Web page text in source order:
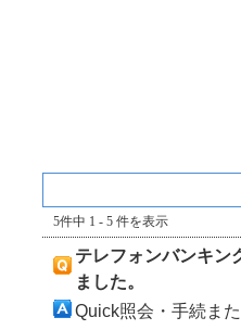
5件中 1 - 5 件を表示
テレフォンバンキン
ました。
Quick照会・手続ま